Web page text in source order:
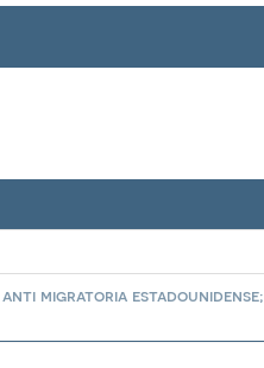
migratoria estadounidense;